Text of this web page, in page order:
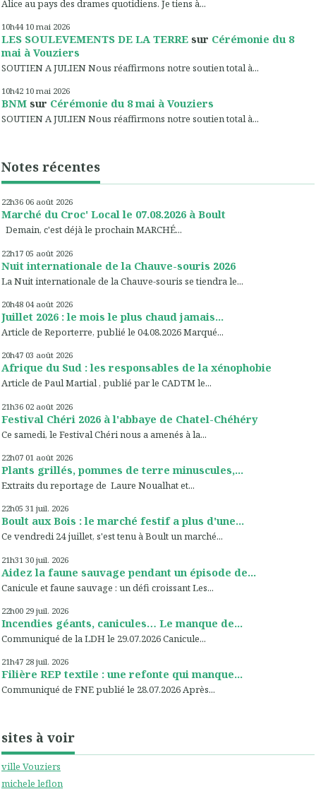
Alice au pays des drames quotidiens. Je tiens à...
10h44 10 mai 2026
LES SOULEVEMENTS DE LA TERRE sur Cérémonie du 8
mai à Vouziers
SOUTIEN A JULIEN Nous réaffirmons notre soutien total à...
10h42 10 mai 2026
BNM sur Cérémonie du 8 mai à Vouziers
SOUTIEN A JULIEN Nous réaffirmons notre soutien total à...
Notes récentes
22h36 06 août 2026
Marché du Croc' Local le 07.08.2026 à Boult
Demain, c'est déjà le prochain MARCHÉ...
22h17 05 août 2026
Nuit internationale de la Chauve-souris 2026
La Nuit internationale de la Chauve-souris se tiendra le...
20h48 04 août 2026
Juillet 2026 : le mois le plus chaud jamais...
Article de Reporterre, publié le 04.08.2026 Marqué...
20h47 03 août 2026
Afrique du Sud : les responsables de la xénophobie
Article de Paul Martial , publié par le CADTM le...
21h36 02 août 2026
Festival Chéri 2026 à l'abbaye de Chatel-Chéhéry
Ce samedi, le Festival Chéri nous a amenés à la...
22h07 01 août 2026
Plants grillés, pommes de terre minuscules,...
Extraits du reportage de Laure Noualhat et...
22h05 31 juil. 2026
Boult aux Bois : le marché festif a plus d'une...
Ce vendredi 24 juillet, s'est tenu à Boult un marché...
21h31 30 juil. 2026
Aidez la faune sauvage pendant un épisode de...
Canicule et faune sauvage : un défi croissant Les...
22h00 29 juil. 2026
Incendies géants, canicules… Le manque de...
Communiqué de la LDH le 29.07.2026 Canicule...
21h47 28 juil. 2026
Filière REP textile : une refonte qui manque...
Communiqué de FNE publié le 28.07.2026 Après...
sites à voir
ville Vouziers
michele leflon